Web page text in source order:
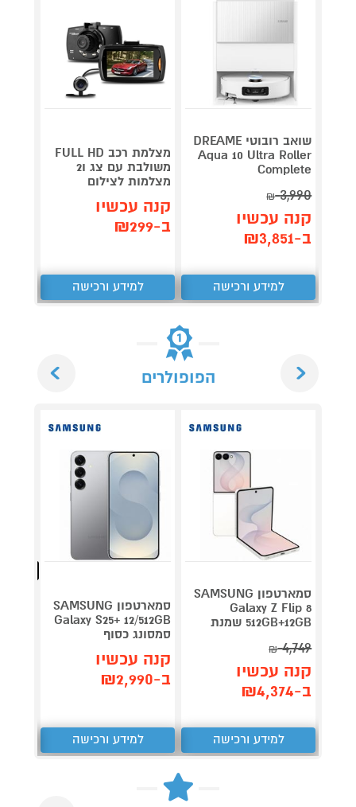
שואב רובוטי DREAME
Aqua 10 Ultra Roller
Complete
3,990
₪
קנה עכשיו
ב-₪3,851
למידע ורכישה
מצלמת רכב FULL HD
משולבת עם צג ו2
מצלמות לצילום
קנה עכשיו
ב-₪299
למידע ורכישה
הפופולרים
סמארטפון SAMSUNG
Galaxy Z Flip 8
512GB+12GB שמנת
4,749
₪
קנה עכשיו
ב-₪4,374
למידע ורכישה
סמארטפון SAMSUNG
Galaxy S25+ 12/512GB
סמסונג כסוף
קנה עכשיו
ב-₪2,990
למידע ורכישה